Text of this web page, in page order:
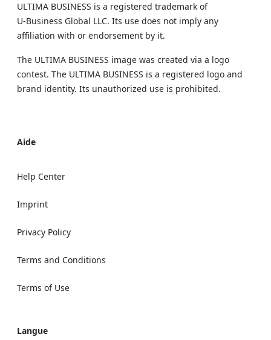
ULTIMA BUSINESS is a registered trademark of
U‑Business Global LLC. Its use does not imply any
affiliation with or endorsement by it.
The ULTIMA BUSINESS image was created via a logo
contest. The ULTIMA BUSINESS is a registered logo and
brand identity. Its unauthorized use is prohibited.
Aide
Help Center
Imprint
Privacy Policy
Terms and Conditions
Terms of Use
Langue